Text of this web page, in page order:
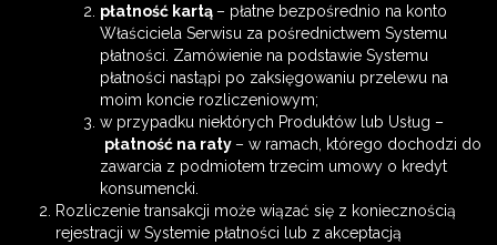
płatność kartą – płatne bezpośrednio na konto
Właściciela Serwisu za pośrednictwem Systemu
płatności. Zamówienie na podstawie Systemu
płatności nastąpi po zaksięgowaniu przelewu na
moim koncie rozliczeniowym;
w przypadku niektórych Produktów lub Usług –
płatność na raty – w ramach, którego dochodzi do
zawarcia z podmiotem trzecim umowy o kredyt
konsumencki.
Rozliczenie transakcji może wiązać się z koniecznością
rejestracji w Systemie płatności lub z akceptacją